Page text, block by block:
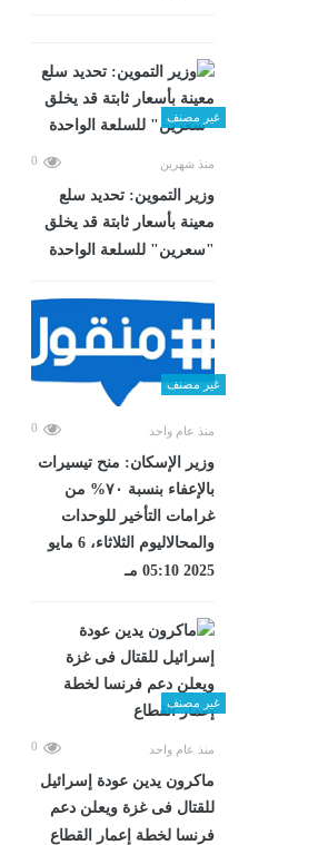
غير مصنف
منذ شهرين 0
وزير التموين: تحديد سلع
معينة بأسعار ثابتة قد يخلق
"سعرين" للسلعة الواحدة
غير مصنف
منذ عام واحد 0
وزير الإسكان: منح تيسيرات
بالإعفاء بنسبة ٧٠% من
غرامات التأخير للوحدات
والمحالاليوم الثلاثاء، 6 مايو
2025 05:10 مـ
غير مصنف
منذ عام واحد 0
ماكرون يدين عودة إسرائيل
للقتال فى غزة ويعلن دعم
فرنسا لخطة إعمار القطاع